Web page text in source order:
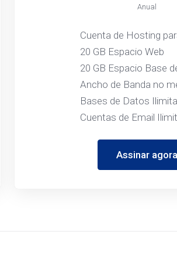
Anual
Cuenta de Hosting
20 GB Espacio Web
20 GB Espacio Base
Ancho de Banda no
Bases de Datos
Cuentas de Email
Assinar agora